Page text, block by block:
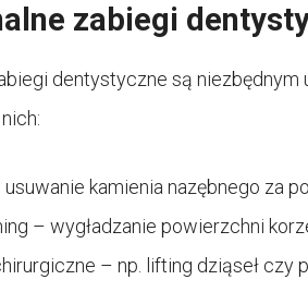
zabiegi
dentystyczne są niezbędnym
usuwanie kamienia nazębnego za
– wygładzanie powierzchni
– np. lifting dziąseł czy